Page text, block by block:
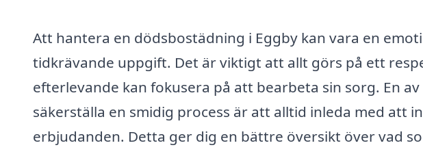
Att hantera en dödsbostädning i Eggby kan vara en
tidkrävande uppgift. Det är viktigt att allt görs på ett
efterlevande kan fokusera på att bearbeta sin sorg. En
säkerställa en smidig process är att alltid inleda med att
erbjudanden. Detta ger dig en bättre översikt över vad